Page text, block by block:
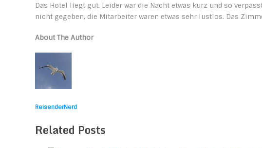
Das Hotel liegt gut. Leider war die Nacht etwas kurz und so
nicht gegeben, die Mitarbeiter waren etwas sehr lustlos. Das
About The Author
ReisenderNerd
Related Posts